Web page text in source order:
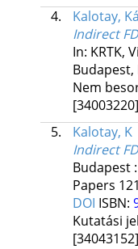
4.
Kalotay,
Indirect
In: KRTK,
Budapest,
Nem
[34003220]
5.
Kalotay, K
Indirect
Budapest
Papers
DOI ISBN:
Kutatási
[34043152]